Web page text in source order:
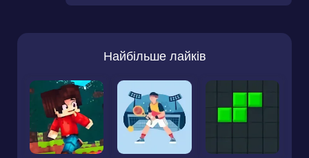
Найбільше лайків